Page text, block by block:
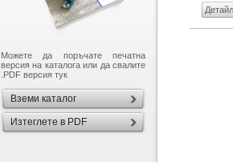
Можете да поръчате печатна
версия на каталога или да свалите
.PDF версия тук
Вземи каталог
Изтеглете в PDF